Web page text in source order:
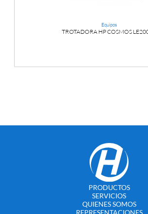
Equipos
TROTADORA HP COSMOS
PRODUCTOS
SERVICIOS
QUIENES SOMOS